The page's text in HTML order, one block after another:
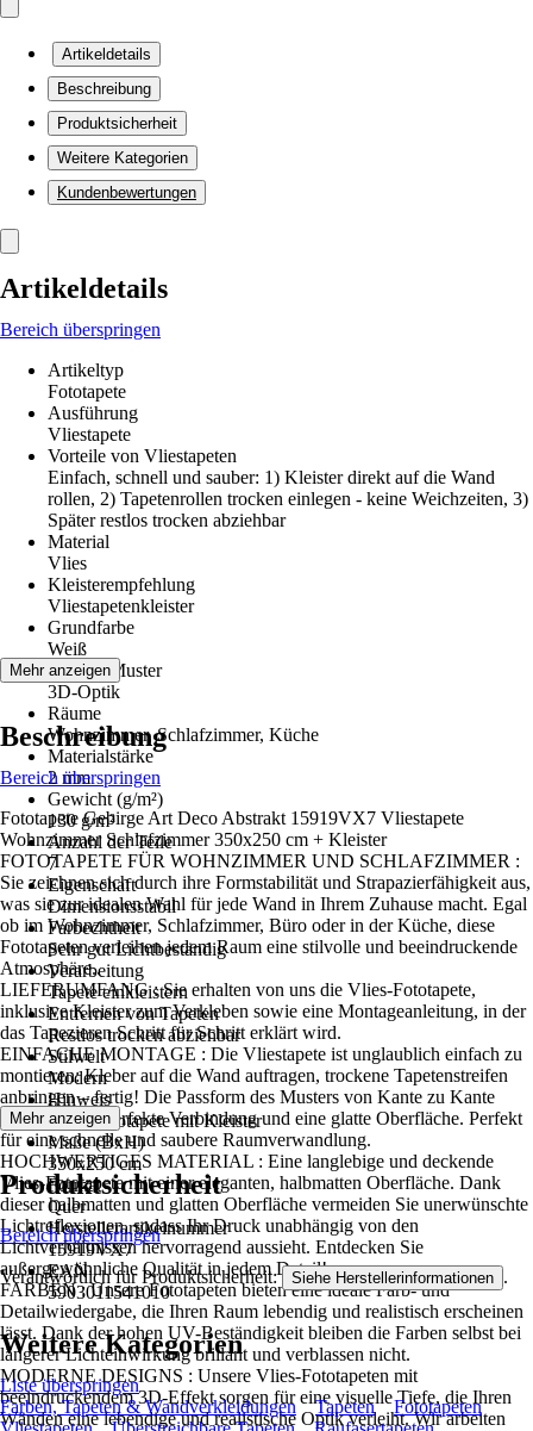
Artikeldetails
Beschreibung
Produktsicherheit
Weitere Kategorien
Kundenbewertungen
Artikeldetails
Bereich überspringen
Artikeltyp
Fototapete
Ausführung
Vliestapete
Vorteile von Vliestapeten
Einfach, schnell und sauber: 1) Kleister direkt auf die Wand
rollen, 2) Tapetenrollen trocken einlegen - keine Weichzeiten, 3)
Später restlos trocken abziehbar
Material
Vlies
Kleisterempfehlung
Vliestapetenkleister
Grundfarbe
Weiß
Dekor / Muster
3D-Optik
Räume
Wohnzimmer, Schlafzimmer, Küche
Materialstärke
2 mm
Gewicht (g/m²)
130 g/m²
Anzahl der Teile
7
Eigenschaft
Dimensionsstabil
Farbechtheit
Sehr gut Lichtbeständig
Verarbeitung
Tapete einkleistern
Entfernen von Tapeten
Restlos trocken abziehbar
Stilwelt
Modern
Hinweis
Vlies Fototapete mit Kleister
Maße (BxH)
350x250 cm
Format
Quer
Herstellerartikelnummer
15919VX7
EAN
5903011541010
Mehr anzeigen
Beschreibung
Bereich überspringen
Fototapete Gebirge Art Deco Abstrakt 15919VX7 Vliestapete
Wohnzimmer Schlafzimmer 350x250 cm + Kleister
FOTOTAPETE FÜR WOHNZIMMER UND SCHLAFZIMMER :
Sie zeichnen sich durch ihre Formstabilität und Strapazierfähigkeit aus,
was sie zur idealen Wahl für jede Wand in Ihrem Zuhause macht. Egal
ob im Wohnzimmer, Schlafzimmer, Büro oder in der Küche, diese
Fototapeten verleihen jedem Raum eine stilvolle und beeindruckende
Atmosphäre..
LIEFERUMFANG : Sie erhalten von uns die Vlies-Fototapete,
inklusive Kleister zum Verkleben sowie eine Montageanleitung, in der
das Tapezieren Schritt für Schritt erklärt wird.
EINFACHE MONTAGE : Die Vliestapete ist unglaublich einfach zu
montieren: Kleber auf die Wand auftragen, trockene Tapetenstreifen
anbringen – fertig! Die Passform des Musters von Kante zu Kante
sorgt für eine perfekte Verbindung und eine glatte Oberfläche. Perfekt
für eine schnelle und saubere Raumverwandlung.
HOCHWERTIGES MATERIAL : Eine langlebige und deckende
Vlies-Fototapete mit einer eleganten, halbmatten Oberfläche. Dank
dieser halbmatten und glatten Oberfläche vermeiden Sie unerwünschte
Lichtreflexionen, sodass Ihr Druck unabhängig von den
Lichtverhältnissen hervorragend aussieht. Entdecken Sie
außergewöhnliche Qualität in jedem Detail!
FARBEN : Unsere Fototapeten bieten eine ideale Farb- und
Detailwiedergabe, die Ihren Raum lebendig und realistisch erscheinen
lässt. Dank der hohen UV-Beständigkeit bleiben die Farben selbst bei
längerer Lichteinwirkung brillant und verblassen nicht.
MODERNE DESIGNS : Unsere Vlies-Fototapeten mit
beeindruckendem 3D-Effekt sorgen für eine visuelle Tiefe, die Ihren
Wänden eine lebendige und realistische Optik verleiht. Wir arbeiten
Mehr anzeigen
Produktsicherheit
Bereich überspringen
Verantwortlich für Produktsicherheit: Siehe Herstellerinformationen .
Weitere Kategorien
Liste überspringen
Farben, Tapeten & Wandverkleidungen
Tapeten
Fototapeten